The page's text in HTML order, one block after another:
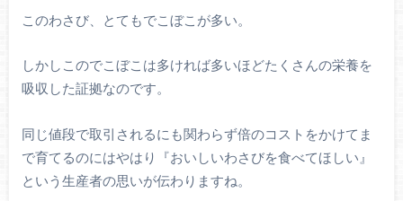
このわさび、とてもでこぼこが多い。
しかしこのでこぼこは多ければ多いほどたくさんの栄養を
吸収した証拠なのです。
同じ値段で取引されるにも関わらず倍のコストをかけてま
で育てるのにはやはり『おいしいわさびを食べてほしい』
という生産者の思いが伝わりますね。